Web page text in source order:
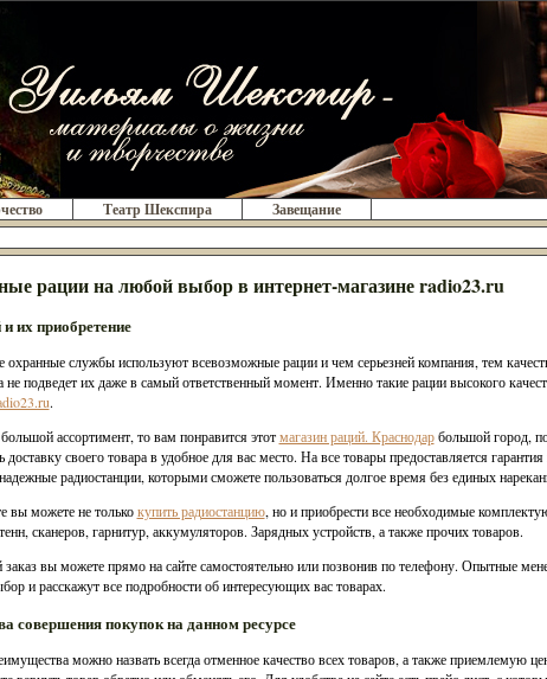
Театр Шекспира Завещание
рации на любой выбор в интернет-магазине radio23.ru
их приобретение
охранные службы используют всевозможные рации и чем серьезней компания, тем
не подведет их даже в самый ответственный момент. Именно такие рации высокого
.
ассортимент, то вам понравится этотмагазин раций. Краснодарбольшой город,
доставку своего товара в удобное для вас место. На все товары предоставляется
радиостанции, которыми сможете пользоваться долгое время без единых
вы можете не толькокупить радиостанцию, но и приобрести все необходимые
сканеров, гарнитур, аккумуляторов. Зарядных устройств, а также прочих товаров.
вы можете прямо на сайте самостоятельно или позвонив по телефону. Опытные
и расскажут все подробности об интересующих вас товарах.
совершения покупок на данном ресурсе
можно назвать всегда отменное качество всех товаров, а также приемлемую